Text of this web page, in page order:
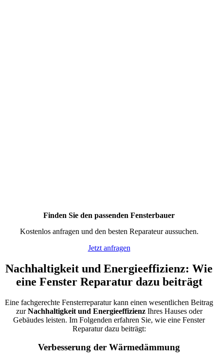
Finden Sie den passenden Fensterbauer
Kostenlos anfragen und den besten Reparateur aussuchen.
Jetzt anfragen
Nachhaltigkeit und Energieeffizienz: Wie
eine Fenster Reparatur dazu beiträgt
Eine fachgerechte Fensterreparatur kann einen wesentlichen Beitrag
zurNachhaltigkeit und EnergieeffizienzIhres Hauses oder
Gebäudes leisten. Im Folgenden erfahren Sie, wie eine Fenster
Reparatur dazu beiträgt:
Verbesserung der Wärmedämmung